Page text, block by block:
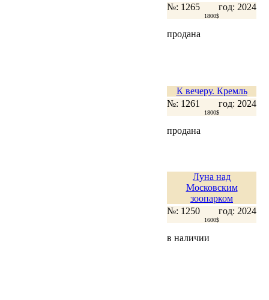
№: 1265
год: 2024
1800$
продана
К вечеру. Кремль
№: 1261
год: 2024
1800$
продана
Луна над
Московским
зоопарком
№: 1250
год: 2024
1600$
в наличии